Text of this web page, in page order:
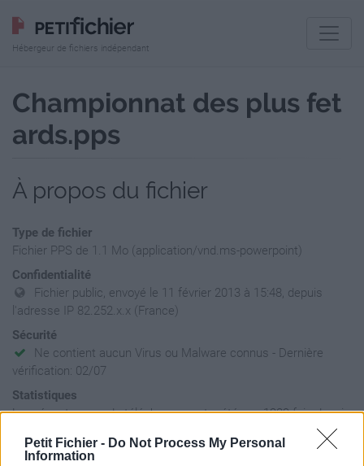
Petit Fichier - Do Not Process My Personal
Information
Hébergeur de fichiers indépendant
Championnat des plus fet
ards.pps
À propos du fichier
Type de fichier
Fichier PPS de 1.1 Mo (application/vnd.ms-powerpoint)
Confidentialité
Fichier public, envoyé le 11 février 2013 à 15:48, depuis
l'adresse IP 82.252.x.x (France)
Sécurité
Ne contient aucun Virus ou Malware connus - Dernière
vérification: 02/07
Statistiques
La présente page de téléchargement a été vue 1389 fois depuis
Page de téléchargement